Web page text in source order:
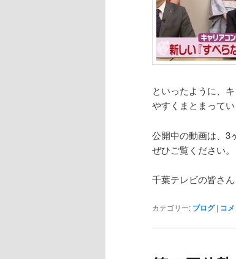
といったように、
やすくまとまってい
公開中の動画は、3
ぜひご覧ください。
千葉テレビの皆さ
カテゴリー: ブログ | コ